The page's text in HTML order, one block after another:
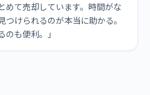
めて売却しています。時間がな
けられるのが本当に助かる。
も便利。」